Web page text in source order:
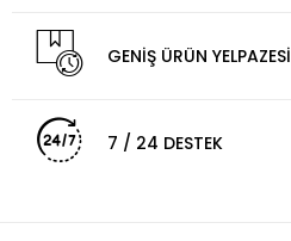
GENİŞ ÜRÜN YELPAZESİ
7 / 24 DESTEK